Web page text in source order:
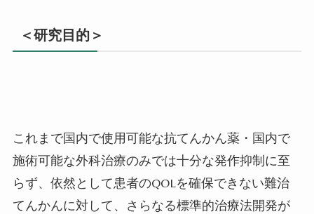
＜研究目的＞
これまで国内で使用可能な抗てんかん薬・国内で
施術可能な外科治療のみでは十分な発作抑制に至
らず、依然として患者のQOLを確保できない難治
てんかんに対して、さらなる標準的治療法開発が